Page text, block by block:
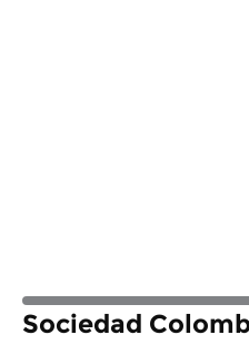
Sociedad